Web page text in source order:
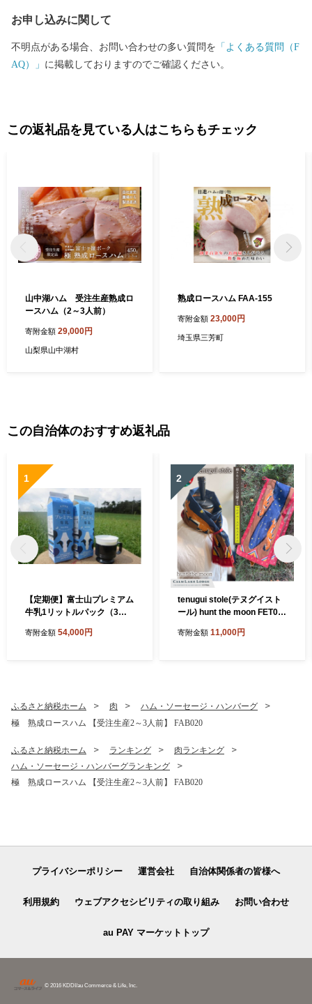
お申し込みに関して
不明点がある場合、お問い合わせの多い質問を 「よくある質問（F
AQ）」 に掲載しておりますのでご確認ください。
この返礼品を見ている人はこちらもチェック
山中湖ハム 受注生産熟成ロ
ースハム（2～3人前）
寄附金額 29,000円
山梨県山中湖村
熟成ロースハム FAA-155
寄附金額 23,000円
埼玉県三芳町
この自治体のおすすめ返礼品
1
【定期便】富士山プレミアム
牛乳1リットルパック（3本
寄附金額 54,000円
2
tenugui stole(テヌグイスト
ール) hunt the moon FET00
寄附金額 11,000円
ふるさと納税ホーム 肉
ハム・ソーセージ・ハンバーグ
極 熟成ロースハム 【受注生産2～3人前】 FAB020
ふるさと納税ホーム ランキング
肉ランキング
ハム・ソーセージ・ハンバーグランキング
極 熟成ロースハム 【受注生産2～3人前】 FAB020
プライバシーポリシー 運営会社 自治体関係者の皆様へ
利用規約 ウェブアクセシビリティの取り組み お問い合わせ
au PAY マーケットトップ
© 2016 KDDI/au Commerce & Life, Inc.